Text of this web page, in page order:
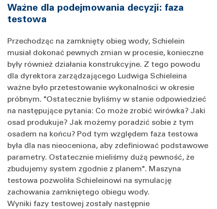
Ważne dla podejmowania decyzji: faza
testowa
Przechodząc na zamknięty obieg wody, Schielein
musiał dokonać pewnych zmian w procesie, konieczne
były również działania konstrukcyjne. Z tego powodu
dla dyrektora zarządzającego Ludwiga Schieleina
ważne było przetestowanie wykonalności w okresie
próbnym. "Ostatecznie byliśmy w stanie odpowiedzieć
na następujące pytania: Co może zrobić wirówka? Jaki
osad produkuje? Jak możemy poradzić sobie z tym
osadem na końcu? Pod tym względem faza testowa
była dla nas nieoceniona, aby zdefiniować podstawowe
parametry. Ostatecznie mieliśmy dużą pewność, że
zbudujemy system zgodnie z planem". Maszyna
testowa pozwoliła Schieleinowi na symulację
zachowania zamkniętego obiegu wody.
Wyniki fazy testowej zostały następnie